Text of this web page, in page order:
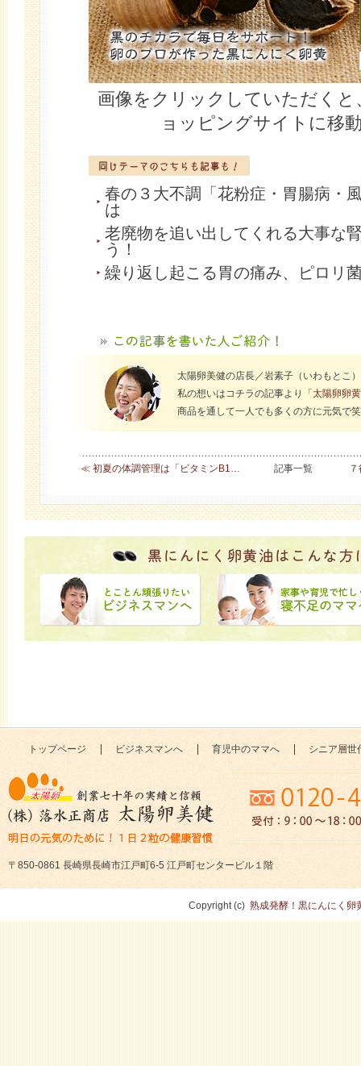
画像をクリックしていただくと
ョッピングサイトに移
春の３大不調「花粉症・胃腸病・
は
老廃物を追い出してくれる大事な
う！
繰り返し起こる胃の痛み、ピロリ
太陽卵美健の店長／岩素子（いわもとこ
私の想いはコチラの記事より
「太陽卵卵
商品を通して一人でも多くの方に元気で
≪ 初夏の体調管理は「ビタミンB1… 記事一覧
トップページ ビジネスマンへ 育児中のママへ シニア層世
〒850-0861 長崎県長崎市江戸町6-5 江戸町センタービル１階
Copyright (c) 熟成発酵！黒にんにく卵